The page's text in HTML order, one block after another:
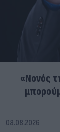
«Νονός
08.08.2026